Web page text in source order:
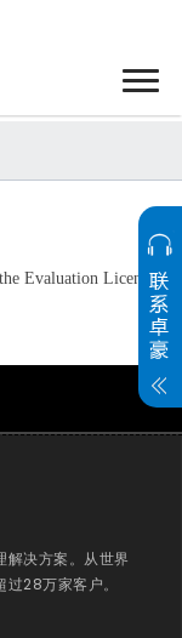
Evaluation License
决方案。从世界
28万家客户。